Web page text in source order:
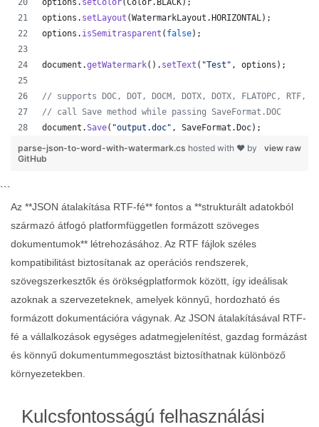
options . setColor(Color. BLACK) ;
options . setLayout (WatermarkLayout . HORIZONTAL) ;
options . isSemitrasparent ( false) ;
document .getWatermark( ) . setText ( "Test" , options ) ;
// supports DOC, DOT, DOCM, DOTX, DOTX, FLATOPC,
// call Save method while passing SaveFormat.DOC
document .Save( "output.doc" , SaveFormat . Doc) ;
view raw
parse-json-to-word-with-watermark.cs hosted with ❤ by
GitHub
```
Az **JSON átalakítása RTF-fé** fontos a **strukturált adatokból
származó átfogó platformfüggetlen formázott szöveges
dokumentumok** létrehozásához. Az RTF fájlok széles
kompatibilitást biztosítanak az operációs rendszerek,
szövegszerkesztők és örökségplatformok között, így ideálisak
azoknak a szervezeteknek, amelyek könnyű, hordozható és
formázott dokumentációra vágynak. Az JSON átalakításával RTF-
fé a vállalkozások egységes adatmegjelenítést, gazdag formázást
és könnyű dokumentummegosztást biztosíthatnak különböző
környezetekben.
Kulcsfontosságú felhasználási